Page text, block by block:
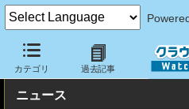
カテゴリ 過去記事
クラウド Watch トピック 協業
ニュース